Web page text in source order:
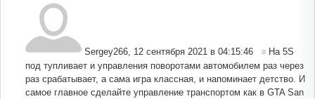
Sergey266, 12 сентября 2021 в 04:15:46 # На 5S
под тупливает и управления поворотами автомобилем раз через
раз срабатывает, а сама игра классная, и напоминает детство. И
самое главное сделайте управление транспортом как в GTA San